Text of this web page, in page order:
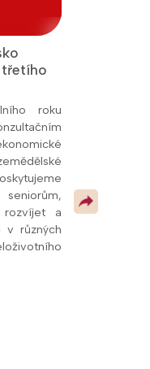
roku
a
v různých
odborných